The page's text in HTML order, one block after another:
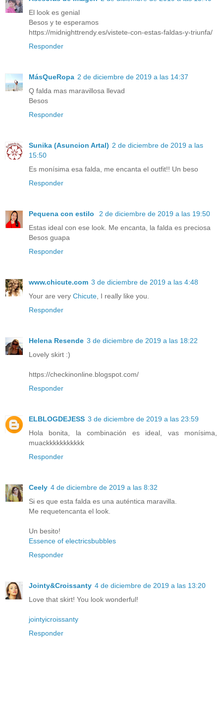
El look es genial
Besos y te esperamos
https://midnighttrendy.es/vistete-con-estas-faldas-y-triunfa/
Responder
MásQueRopa 2 de diciembre de 2019 a las 14:37
Q falda mas maravillosa llevad
Besos
Responder
Sunika (Asuncion Artal) 2 de diciembre de 2019 a las
15:50
Es monísima esa falda, me encanta el outfit!! Un beso
Responder
Pequena con estilo
2 de diciembre de 2019 a las 19:50
Estas ideal con ese look. Me encanta, la falda es preciosa
Besos guapa
Responder
www.chicute.com 3 de diciembre de 2019 a las 4:48
Your are very Chicute , I really like you.
Responder
Helena Resende 3 de diciembre de 2019 a las 18:22
Lovely skirt :)
https://checkinonline.blogspot.com/
Responder
ELBLOGDEJESS 3 de diciembre de 2019 a las 23:59
Hola bonita, la combinación es ideal, vas monísima,
muackkkkkkkkkkk
Responder
Ceely 4 de diciembre de 2019 a las 8:32
Si es que esta falda es una auténtica maravilla.
Me requetencanta el look.
Un besito!
Essence of electricsbubbles
Responder
Jointy&Croissanty 4 de diciembre de 2019 a las 13:20
Love that skirt! You look wonderful!
jointyicroissanty
Responder